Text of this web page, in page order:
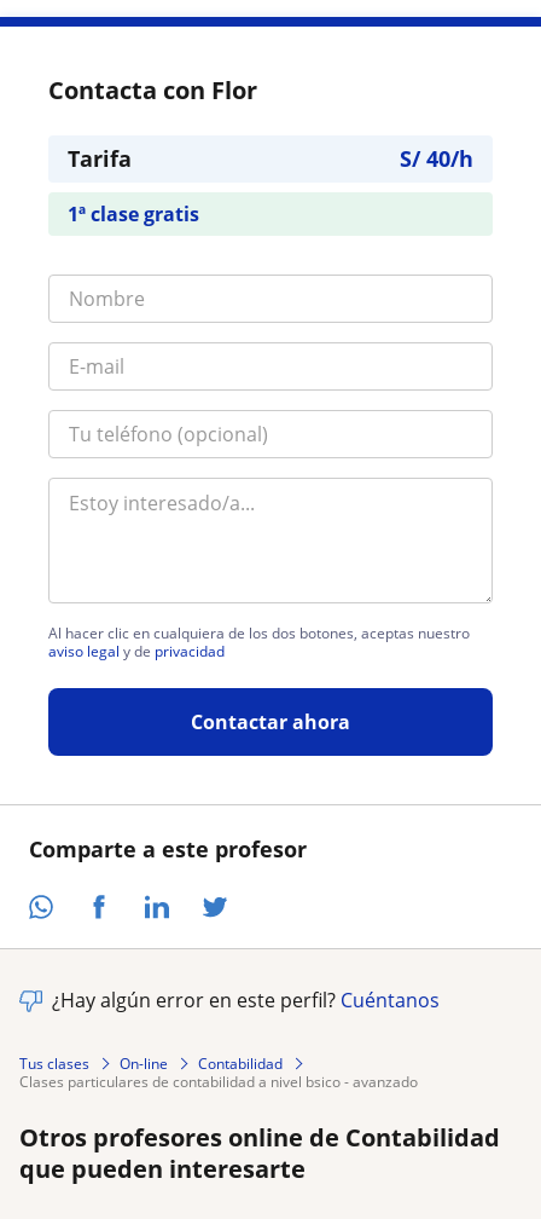
Comparte a este profesor
Contacta con Flor
Tarifa S/40/h
1ª clase gratis
Al hacer clic en cualquiera de los dos botones, aceptas nuestro
aviso legal y de privacidad
Contactar ahora
¿Hay algún error en este perfil? Cuéntanos
Tus clases On-line
Contabilidad
clases particulares de contabilidad a nivel bsico - avanzado
Otros profesores online de Contabilidad
que pueden interesarte